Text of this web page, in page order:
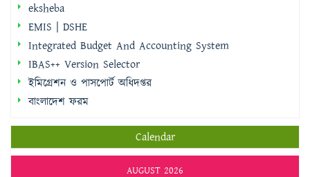
eksheba
EMIS | DSHE
Integrated Budget And Accounting System
IBAS++ Version Selector
ইমিগ্রেশন ও পাসপোর্ট অধিদপ্তর
বাংলাদেশ ফরম
Calendar
AUGUST 2026